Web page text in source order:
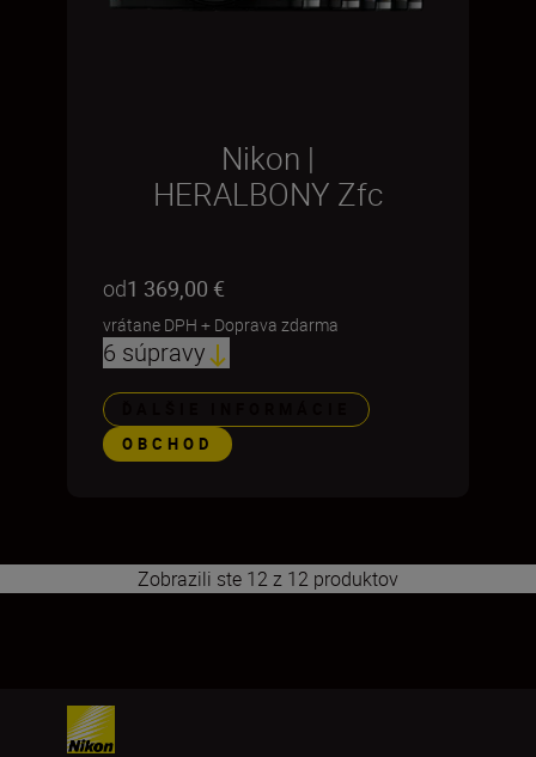
Nikon |
HERALBONY Zfc
od1 369,00 €
vrátane DPH + Doprava zdarma
6 súpravy
OBCHOD
Zobrazili ste 12 z 12 produktov